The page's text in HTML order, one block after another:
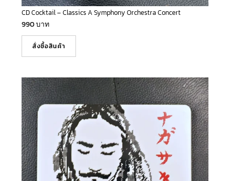
CD Cocktail – Classics A Symphony Orchestra Concert
990บาท
สั่งซื้อสินค้า